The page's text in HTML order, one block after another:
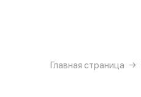
Главная страница